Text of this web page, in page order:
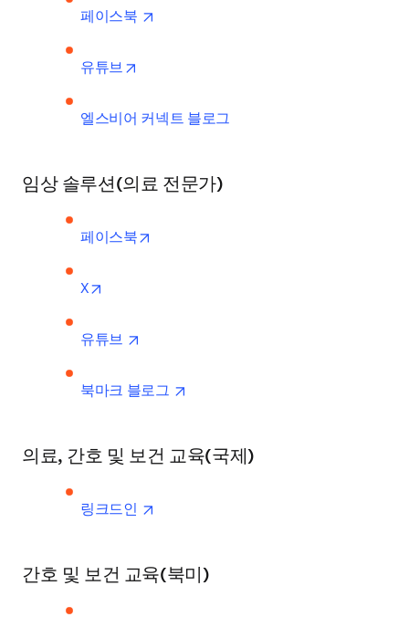
페이스북
유튜브
엘스비어 커넥트 블로그
임상 솔루션(의료 전문가)
페이스북
X
유튜브
북마크 블로그
의료, 간호 및 보건 교육(국제)
링크드인
간호 및 보건 교육(북미)